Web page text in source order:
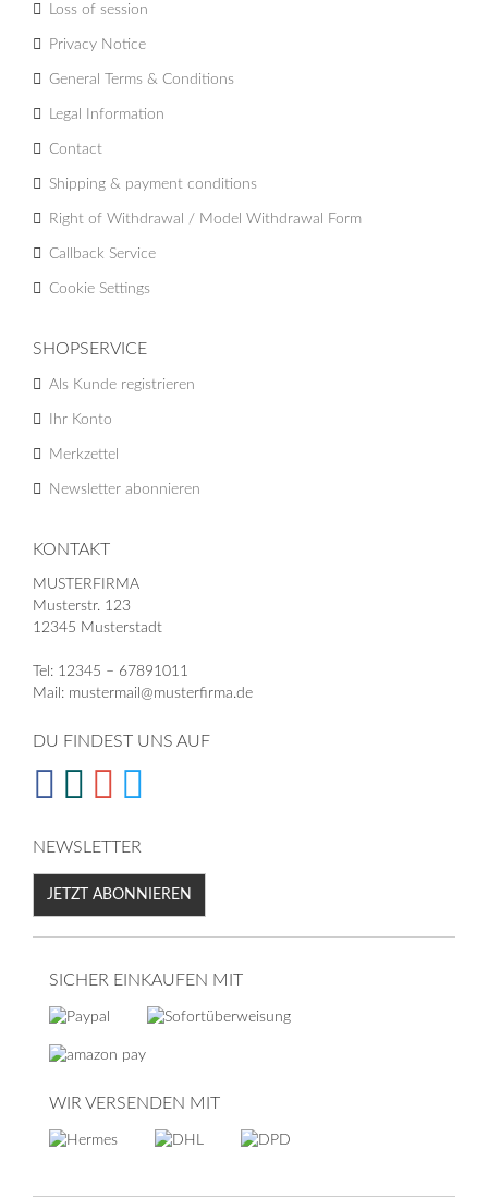
Loss of session
Privacy Notice
General Terms & Conditions
Legal Information
Contact
Shipping & payment conditions
Right of Withdrawal / Model Withdrawal Form
Callback Service
Cookie Settings
SHOPSERVICE
Als Kunde registrieren
Ihr Konto
Merkzettel
Newsletter abonnieren
KONTAKT
MUSTERFIRMA
Musterstr. 123
12345 Musterstadt
Tel: 12345 – 67891011
Mail: mustermail@musterfirma.de
DU FINDEST UNS AUF
NEWSLETTER
JETZT ABONNIEREN
SICHER EINKAUFEN MIT
WIR VERSENDEN MIT